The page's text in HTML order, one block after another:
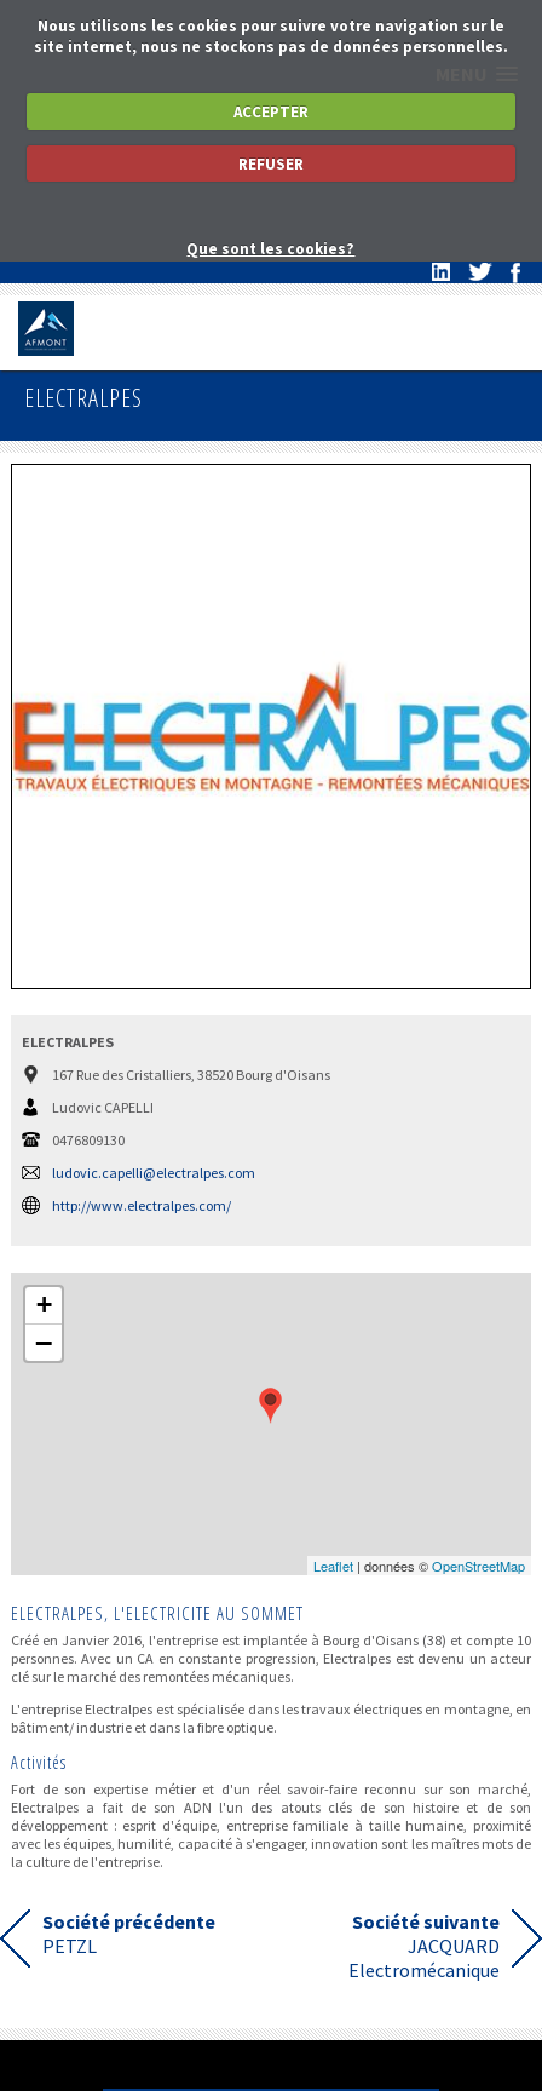
Nous utilisons les cookies pour suivre votre navigation sur le
site internet, nous ne stockons pas de données personnelles.
ACCEPTER
REFUSER
Que sont les cookies?
ELECTRALPES
ELECTRALPES
167 Rue des Cristalliers, 38520 Bourg d'Oisans
Ludovic CAPELLI
0476809130
ludovic.capelli@electralpes.com
http://www.electralpes.com/
+
−
Leaflet | données ©OpenStreetMap
ELECTRALPES, L'ELECTRICITE AU SOMMET
Créé en Janvier 2016, l'entreprise est implantée à Bourg d'Oisans (38) et compte 10
personnes. Avec un CA en constante progression, Electralpes est devenu un acteur
clé sur le marché des remontées mécaniques.
L'entreprise Electralpes est spécialisée dans les travaux électriques en montagne, en
bâtiment/ industrie et dans la fibre optique.
Activités
Fort de son expertise métier et d'un réel savoir-faire reconnu sur son marché,
Electralpes a fait de son ADN l'un des atouts clés de son histoire et de son
développement : esprit d'équipe, entreprise familiale à taille humaine, proximité
avec les équipes, humilité, capacité à s'engager, innovation sont les maîtres mots de
la culture de l'entreprise.
Société précédente
PETZL
Société suivante
JACQUARD
Electromécanique